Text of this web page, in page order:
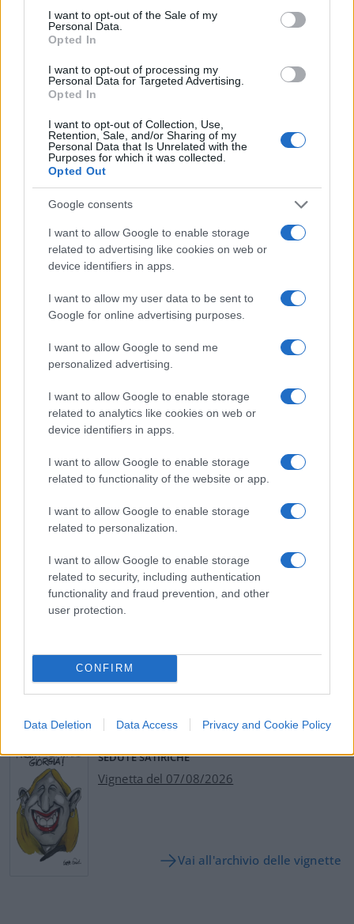
I want to opt-out of the Sale of my
Personal Data.
Opted In
I want to opt-out of processing my
Personal Data for Targeted Advertising.
Opted In
I want to opt-out of Collection, Use,
Retention, Sale, and/or Sharing of my
Personal Data that Is Unrelated with the
Purposes for which it was collected.
Opted Out
Google consents
I want to allow Google to enable storage
related to advertising like cookies on web or
device identifiers in apps.
I want to allow my user data to be sent to
Google for online advertising purposes.
I want to allow Google to send me
personalized advertising.
I want to allow Google to enable storage
related to analytics like cookies on web or
device identifiers in apps.
I want to allow Google to enable storage
related to functionality of the website or app.
I want to allow Google to enable storage
related to personalization.
I want to allow Google to enable storage
related to security, including authentication
functionality and fraud prevention, and other
user protection.
CONFIRM
Data Deletion Data Access Privacy and Cookie Policy
del premier sbiadito e la mancanza di tempo. Per
lo Stato come per le imprese, scrive Drago, «se c’è
La riforma del premierato scritta dal governo
Meloni , ovviamente non è la migliore possibile.
Ma nel testo si spiega bene come essa possa
essere un buon passo avanti. Certo,
molte correzioni che si possono e di devono
, a partire dalle modalità di elezione delle
aule parlamentari.Ma la direzione è quella
giusta. Non è la prima volta che si prova a
modificare la seconda parte della Costituzione,
che riguarda il funzionamento della nostra
democrazia, e non dobbiamo rischiare di perdere
ancora una volta il treno. I sistemi politici che
meglio funzionano sono quelli in cui l’esecutivo è
proprie strategie e le possa perseguire con
facilità. Tutto il resto è noia, direbbe qualcuno.
Nicola Porro per Il Giornale 3 novembre 2024
Nicolaporro.it è anche su Whatsapp. È
sufficientecliccare quiper iscriversi al canale ed
essere sempre aggiornati (gratis)
SEDUTE SATIRICHE
Vignetta del 07/08/2026
Vai all'archivio delle vignette